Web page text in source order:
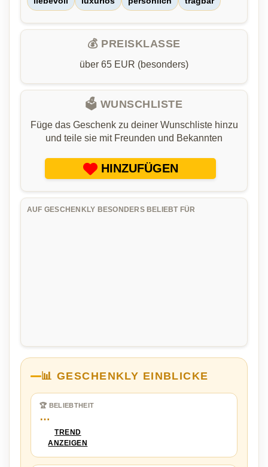
💰 PREISKLASSE
über 65 EUR (besonders)
🗳️ WUNSCHLISTE
Füge das Geschenk zu deiner Wunschliste hinzu
und teile sie mit Freunden und Bekannten
HINZUFÜGEN
AUF GESCHENKLY BESONDERS BELIEBT FÜR
📊 GESCHENKLY EINBLICKE
🏆 BELIEBTHEIT
…
TREND
ANZEIGEN